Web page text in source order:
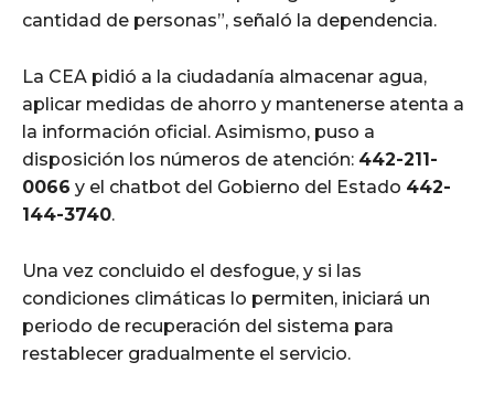
cantidad de personas”, señaló la dependencia.
La CEA pidió a la ciudadanía almacenar agua,
aplicar medidas de ahorro y mantenerse atenta a
la información oficial. Asimismo, puso a
disposición los números de atención: 442-211-
0066 y el chatbot del Gobierno del Estado 442-
144-3740.
Una vez concluido el desfogue, y si las
condiciones climáticas lo permiten, iniciará un
periodo de recuperación del sistema para
restablecer gradualmente el servicio.